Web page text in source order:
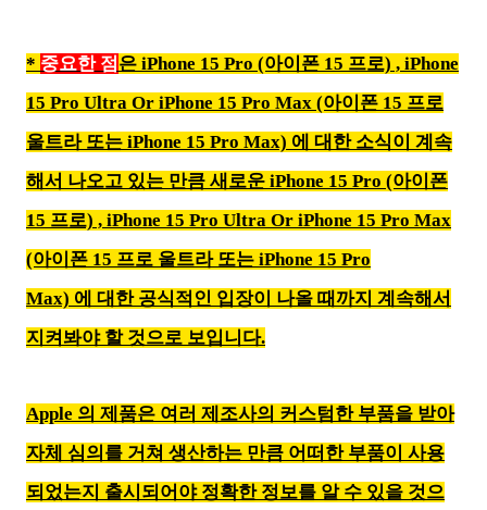
* 중요한 점은 iPhone 15 Pro (아이폰 15 프로) , iPhone
15 Pro Ultra Or iPhone 15 Pro Max (아이폰 15 프로
울트라 또는 iPhone 15 Pro Max) 에 대한 소식이 계속
해서 나오고 있는 만큼 새로운 iPhone 15 Pro (아이폰
15 프로) , iPhone 15 Pro Ultra Or iPhone 15 Pro Max
(아이폰 15 프로 울트라 또는 iPhone 15 Pro
Max) 에 대한 공식적인 입장이 나올 때까지 계속해서
지켜봐야 할 것으로 보입니다.
Apple 의 제품은 여러 제조사의 커스텀한 부품을 받아
자체 심의를 거쳐 생산하는 만큼 어떠한 부품이 사용
되었는지 출시되어야 정확한 정보를 알 수 있을 것으